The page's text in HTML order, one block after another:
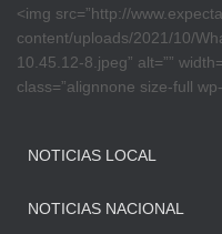
<img src=”http://
content/uploads/2021/10/
10.45.12-8.jpeg” alt=””
class=”alignnone size-full
NOTICIAS LOCAL
NOTICIAS NACIONAL